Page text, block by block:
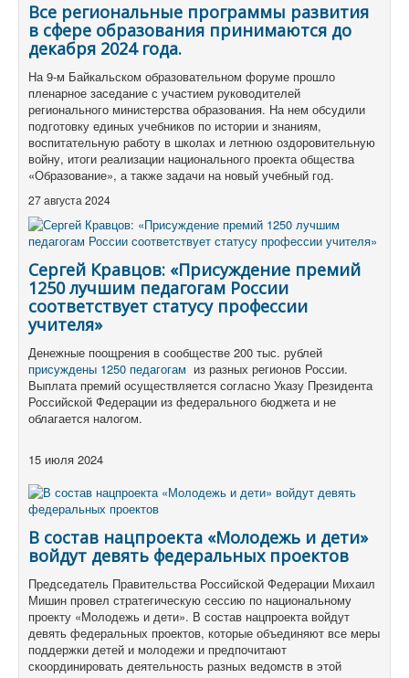
Все региональные программы развития
в сфере образования принимаются до
декабря 2024 года.
На 9-м Байкальском образовательном форуме прошло
пленарное заседание с участием руководителей
регионального министерства образования. На нем обсудили
подготовку единых учебников по истории и знаниям,
воспитательную работу в школах и летнюю оздоровительную
войну, итоги реализации национального проекта общества
«Образование», а также задачи на новый учебный год.
27 августа 2024
Сергей Кравцов: «Присуждение премий
1250 лучшим педагогам России
соответствует статусу профессии
учителя»
Денежные поощрения в сообществе 200 тыс. рублей
присуждены 1250 педагогам из разных регионов России.
Выплата премий осуществляется согласно Указу Президента
Российской Федерации из федерального бюджета и не
облагается налогом.
15 июля 2024
В состав нацпроекта «Молодежь и дети»
войдут девять федеральных проектов
Председатель Правительства Российской Федерации Михаил
Мишин провел стратегическую сессию по национальному
проекту «Молодежь и дети». В состав нацпроекта войдут
девять федеральных проектов, которые объединяют все меры
поддержки детей и молодежи и предпочитают
скоординировать деятельность разных ведомств в этой